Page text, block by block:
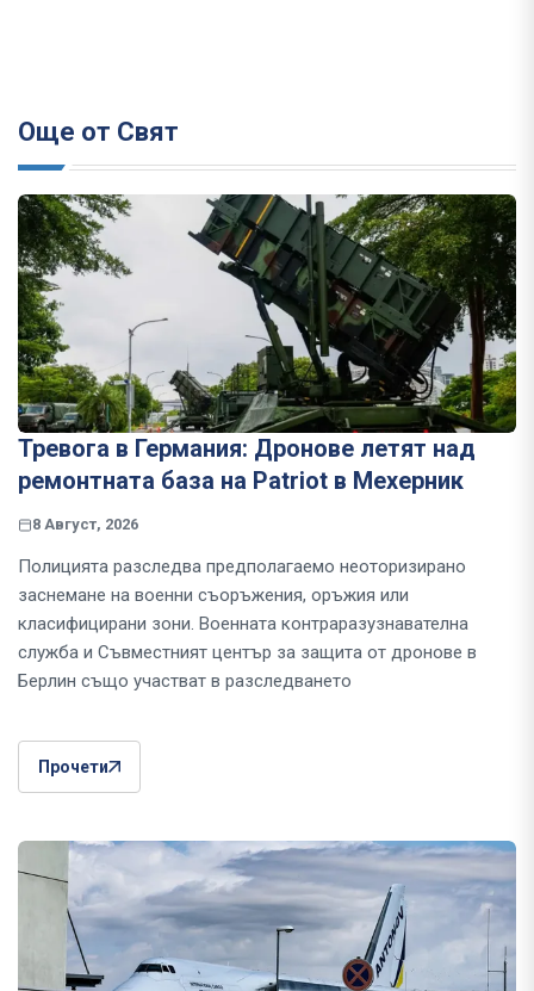
Още от Свят
Тревога в Германия: Дронове летят над
ремонтната база на Patriot в Мехерник
8 Август, 2026
Полицията разследва предполагаемо неоторизирано
заснемане на военни съоръжения, оръжия или
класифицирани зони. Военната контраразузнавателна
служба и Съвместният център за защита от дронове в
Берлин също участват в разследването
Прочети